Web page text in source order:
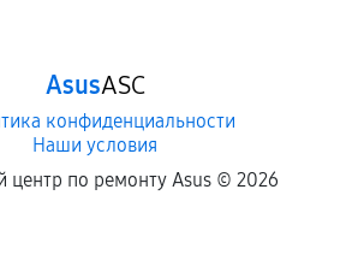
AsusASC
конфиденциальности
Наши условия
центр по ремонту Asus © 2026